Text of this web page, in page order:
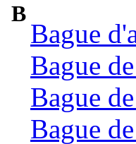
B
Bague
Bague
Bague
Bague